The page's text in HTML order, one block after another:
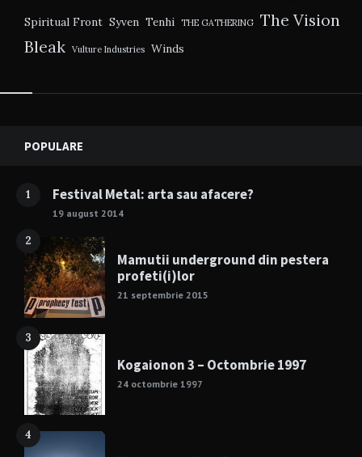
Spiritual Front Syven Tenhi THE GATHERING The Vision
Bleak Vulture Industries Winds
Widgets
POPULARE
1 Festival Metal: arta sau afacere?
19 august 2014
2
Mamutii underground din pestera
profeti(i)lor
21 septembrie 2015
3
Kogaionon 3 – Octombrie 1997
24 octombrie 1997
4